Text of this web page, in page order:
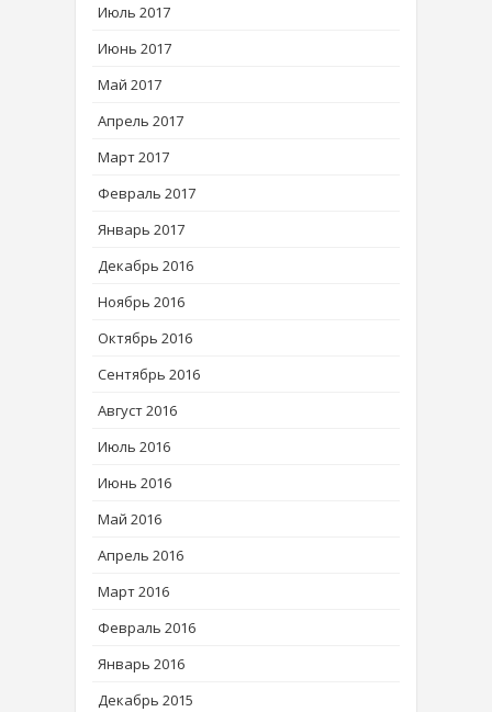
Июль 2017
Июнь 2017
Май 2017
Апрель 2017
Март 2017
Февраль 2017
Январь 2017
Декабрь 2016
Ноябрь 2016
Октябрь 2016
Сентябрь 2016
Август 2016
Июль 2016
Июнь 2016
Май 2016
Апрель 2016
Март 2016
Февраль 2016
Январь 2016
Декабрь 2015